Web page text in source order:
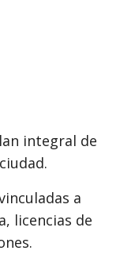
integral de
a
licencias de